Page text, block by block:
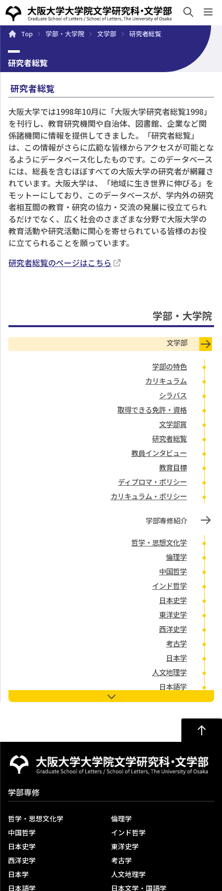
概要 学部・大学院 キャンパスライフ 入試・入学案
Top 学部・大学院 文学部 研究者総覧
研究者総覧
研究者総覧
大阪大学では1998年10月に「大阪大学研究者総覧1998」
を刊行し、教育研究機関や自治体、図書館、企業など関
係諸機関に情報を提供してきました。「研究者総覧」
は、この情報がさらに広範な皆様からアクセスが可能とな
るようにデータベース化したものです。このデータベース
には、総長を含むほぼすべての大阪大学の研究者が網羅さ
れています。大阪大学は、「地域に生き世界に伸びる」を
モットーにしており、このデータベースが、学内外の研究
者相互間の教育・研究の協力・交流の発展に役立てられ
るだけでなく、広く社会のさまざまな分野で大阪大学の
教育活動や研究活動に関心を寄せられている皆様のお役
に立てられることを願っています。
研究者総覧のページはこちら
学部・大学院
文学部
学部の特色
カリキュラム
シラバス
取得できる免許・資格
文学部賞
研究者総覧
教員インタビュー
教育目標
ディプロマ・ポリシー
カリキュラム・ポリシー
学部専修紹介
哲学・思想文化学
倫理学
中国哲学
インド哲学
日本史学
東洋史学
西洋史学
考古学
日本学
人文地理学
日本語学
日本文学・国語学
英米文学・英語学
ドイツ文学
フランス文学
音楽学・演劇学
高度副プログラム「グローバル・ジャパン・スタディー
ズ」
学部専修
哲学・思想文化学
倫理学
中国哲学
インド哲学
日本史学
東洋史学
西洋史学
考古学
日本学
人文地理学
日本語学
日本文学・国語学